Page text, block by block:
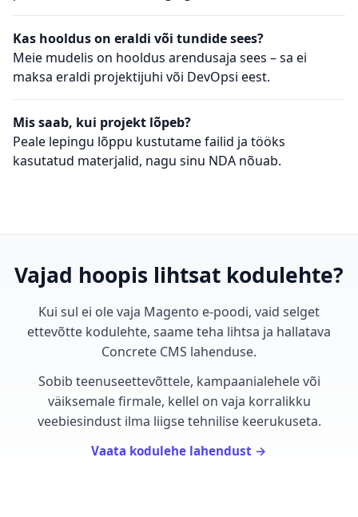
Kas hooldus on eraldi või tundide sees?
Meie mudelis on hooldus arendusaja sees – sa ei
maksa eraldi projektijuhi või DevOpsi eest.
Mis saab, kui projekt lõpeb?
Peale lepingu lõppu kustutame failid ja tööks
kasutatud materjalid, nagu sinu NDA nõuab.
Vajad hoopis lihtsat kodulehte?
Kui sul ei ole vaja Magento e-poodi, vaid selget
ettevõtte kodulehte, saame teha lihtsa ja hallatava
Concrete CMS lahenduse.
Sobib teenuseettevõttele, kampaanialehele või
väiksemale firmale, kellel on vaja korralikku
veebiesindust ilma liigse tehnilise keerukuseta.
Vaata kodulehe lahendust →